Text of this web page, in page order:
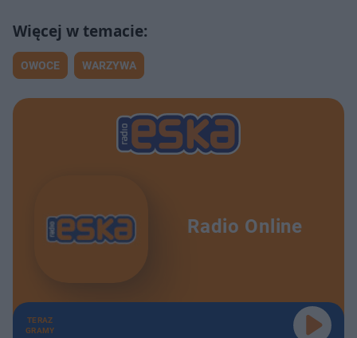
OWOCE WARZYWA
Radio Online
TERAZ
GRAMY